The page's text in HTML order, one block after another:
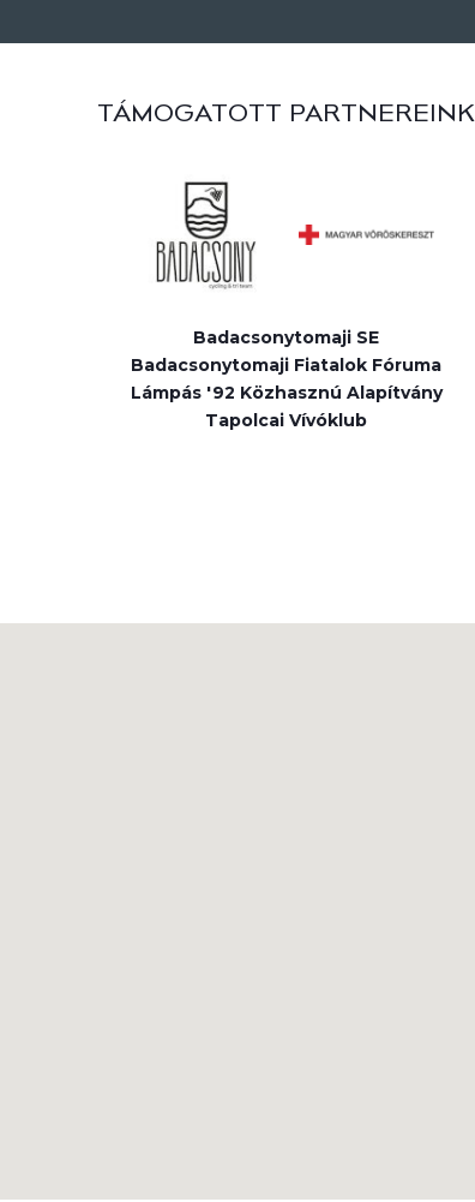
TÁMOGATOTT PARTNEREINK
Badacsonytomaji SE
Badacsonytomaji Fiatalok Fóruma
Lámpás '92 Közhasznú Alapítvány
Tapolcai Vívóklub